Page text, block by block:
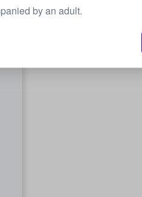
by an adult.